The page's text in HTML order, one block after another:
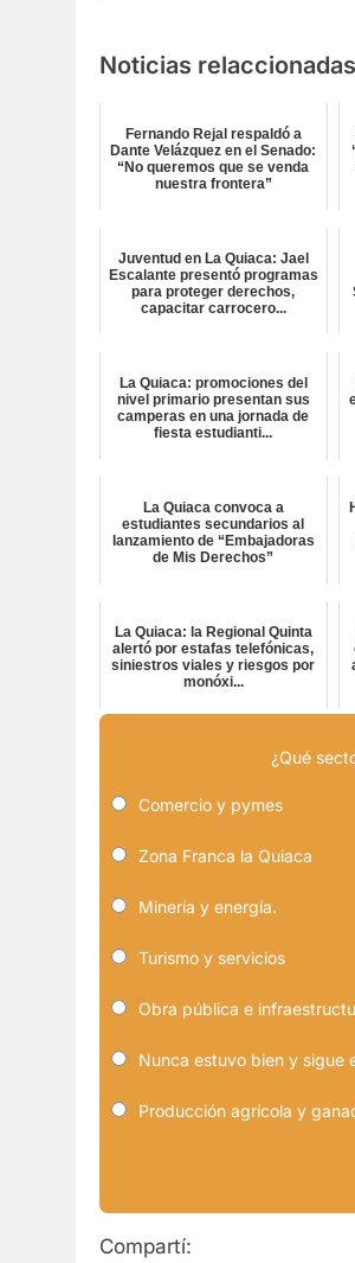
Noticias relaccionadas
Fernando Rejal respaldó a
Dante Velázquez en el Senado:
“No queremos que se venda
nuestra frontera”
Juventud en La Quiaca: Jael
Escalante presentó programas
para proteger derechos,
capacitar carrocero...
La Quiaca: promociones del
nivel primario presentan sus
camperas en una jornada de
fiesta estudianti...
La Quiaca convoca a
estudiantes secundarios al
lanzamiento de “Embajadoras
de Mis Derechos”
La Quiaca: la Regional Quinta
alertó por estafas telefónicas,
siniestros viales y riesgos por
monóxi...
¿Qué
Comercio y pymes
Zona Franca la Quiaca
Minería y energía.
Turismo y servicios
Obra pública e
Nunca estuvo bien y sigue
Producción agrícola y
Compartí: